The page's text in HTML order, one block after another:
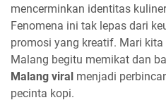
mencerminkan identitas
Fenomena ini tak lepas dari
promosi yang kreatif. Mari
Malang begitu memikat dan
Malang viral menjadi
pecinta kopi.